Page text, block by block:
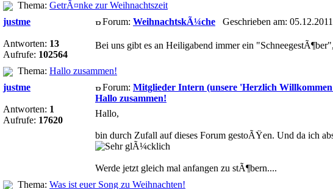
Thema: GetrÃ¤nke zur Weihnachtszeit
justme
Antworten: 13
Aufrufe: 102564
Forum: WeihnachtskÃ¼che Geschrieben am:
Bei uns gibt es an Heiligabend immer ein
Thema: Hallo zusammen!
justme
Antworten: 1
Aufrufe: 17620
Forum: Mitglieder Intern (unsere 'Herzlich
Hallo zusammen!
Hallo,
bin durch Zufall auf dieses Forum gestoÃŸen. Und da ich
Werde jetzt gleich mal anfangen zu stÃ¶bern....
Thema: Was ist euer Song zu Weihnachten!